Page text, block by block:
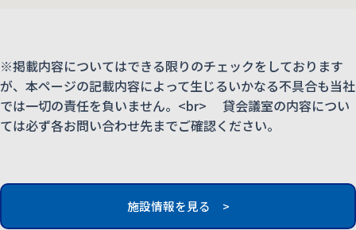
※掲載内容についてはできる限りのチェックをしております
が、本ページの記載内容によって生じるいかなる不具合も当社
では一切の責任を負いません。<br> 貸会議室の内容につい
ては必ず各お問い合わせ先までご確認ください。
施設情報を見る >